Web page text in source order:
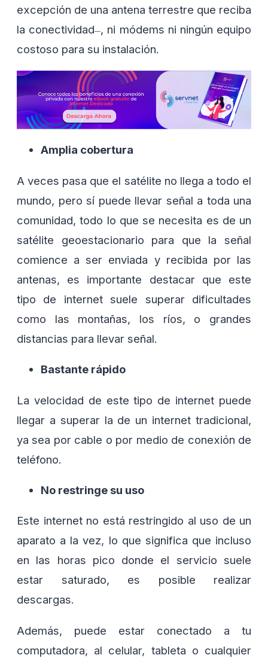
excepción de una antena terrestre que reciba
la conectividad—, ni módems ni ningún equipo
costoso para su instalación.
Amplia cobertura
A veces pasa que el satélite no llega a todo el
mundo, pero sí puede llevar señal a toda una
comunidad, todo lo que se necesita es de un
satélite geoestacionario para que la señal
comience a ser enviada y recibida por las
antenas, es importante destacar que este
tipo de internet suele superar dificultades
como las montañas, los ríos, o grandes
distancias para llevar señal.
Bastante rápido
La velocidad de este tipo de internet puede
llegar a superar la de un internet tradicional,
ya sea por cable o por medio de conexión de
teléfono.
No restringe su uso
Este internet no está restringido al uso de un
aparato a la vez, lo que significa que incluso
en las horas pico donde el servicio suele
estar saturado, es posible realizar
descargas.
Además, puede estar conectado a tu
computadora, al celular, tableta o cualquier